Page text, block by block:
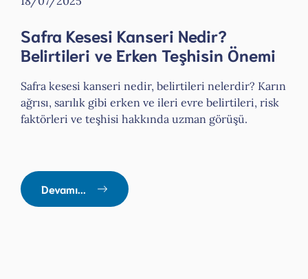
Safra Kesesi Kanseri Nedir?
Belirtileri ve Erken Teşhisin Önemi
Safra kesesi kanseri nedir, belirtileri nelerdir? Karın
ağrısı, sarılık gibi erken ve ileri evre belirtileri, risk
faktörleri ve teşhisi hakkında uzman görüşü.
Devamı...